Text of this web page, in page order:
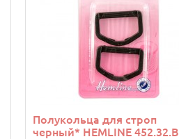
Полукольца для строп
черный* HEMLINE 452.32.B